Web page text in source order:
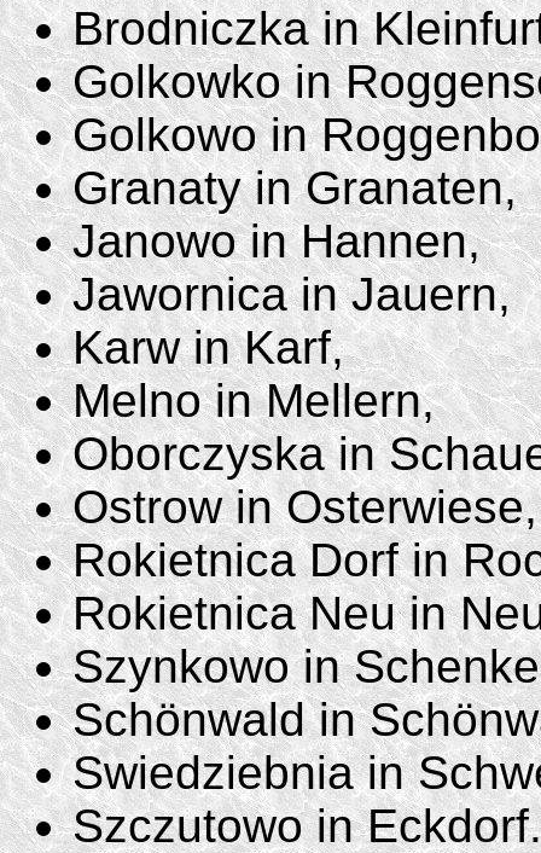
Brodniczka in
Golkowko in
Golkowo in
Granaty in Granaten,
Janowo in Hannen,
Jawornica in Jauern,
Karw in Karf,
Melno in Mellern,
Oborczyska in
Ostrow in Osterwiese,
Rokietnica Dorf in
Rokietnica Neu in
Szynkowo in
Schönwald in
Swiedziebnia in
Szczutowo in Eckdorf.